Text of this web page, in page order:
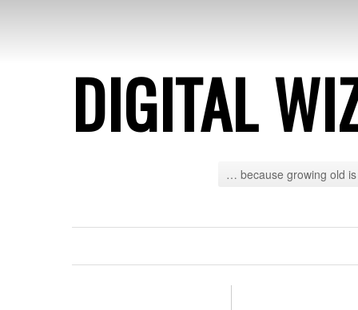
DIGITAL
… because growing old